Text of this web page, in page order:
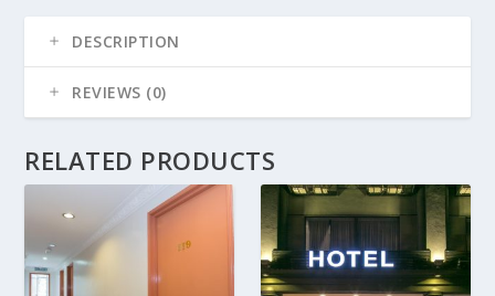
DESCRIPTION
REVIEWS (0)
RELATED PRODUCTS